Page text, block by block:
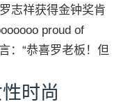
祥获得金钟奖肯
proud of
：“恭喜罗老板！但
时尚